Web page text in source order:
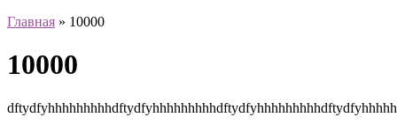
Главная » 10000
10000